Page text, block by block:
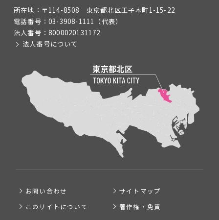
所在地： 〒114-8508 東京都北区王子本町1-15-22
電話番号： 03-3908-1111 （代表）
法人番号： 8000020131172
法人番号について
お問い合わせ
サイトマップ
このサイトについて
著作権・免責